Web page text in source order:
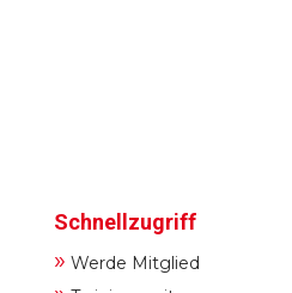
Schnellzugriff
» Werde Mitglied